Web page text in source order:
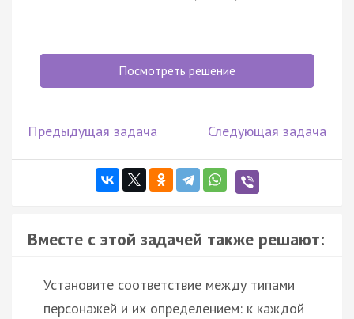
Посмотреть решение
Предыдущая задача Следующая задача
Вместе с этой задачей также решают:
Установите соответствие между типами
персонажей и их определением: к каждой